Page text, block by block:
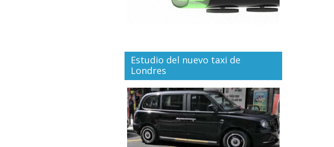
Estudio del nuevo taxi de
Londres